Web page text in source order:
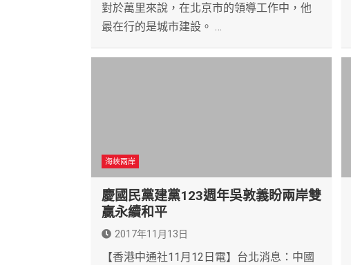
對於萬里來說，在北京市的領導工作中，他
最在行的是城市建設。 …
海峽兩岸
慶國民黨建黨123週年吳敦義盼兩岸雙
贏永續和平
2017年11月13日
【香港中通社11月12日電】台北消息：中國